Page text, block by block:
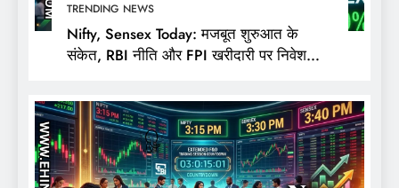
TRENDING NEWS
Nifty, Sensex Today: मजबूत शुरुआत के
संकेत, RBI नीति और FPI खरीदारी पर निवेशकों